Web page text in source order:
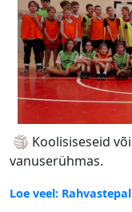
🏐 Koolisiseseid
vanuserühmas.
Loe veel: